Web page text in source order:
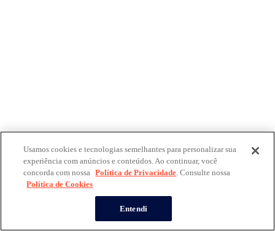
Usamos cookies e tecnologias semelhantes para personalizar sua
experiência com anúncios e conteúdos. Ao continuar, você
concorda com nossa Política de Privacidade. Consulte nossa
Política de Cookies
Entendi